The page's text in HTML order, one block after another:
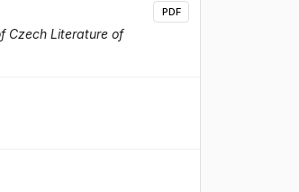
Czech Literature of
PDF